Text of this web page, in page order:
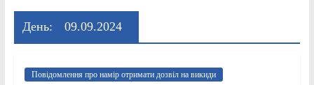
День: 09.09.2024
Повідомлення про намір отримати дозвіл на викиди